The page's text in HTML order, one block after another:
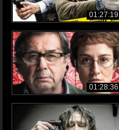
01:27:19
01:28:36